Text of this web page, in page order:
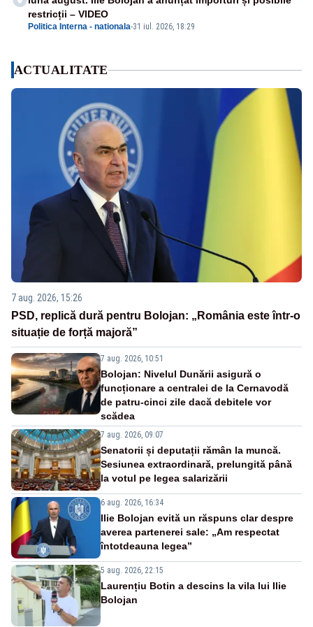
Politica Interna - nationala-31 iul. 2026, 18:29
restricții – VIDEO
ACTUALITATE
7 aug. 2026, 15:26
PSD, replică dură pentru Bolojan: „România este într-o
situație de forță majoră”
7 aug. 2026, 10:51
Bolojan: Nivelul Dunării asigură o
funcționare a centralei de la Cernavodă
de patru-cinci zile dacă debitele vor
scădea
7 aug. 2026, 09:07
Senatorii și deputații rămân la muncă.
Sesiunea extraordinară, prelungită până
la votul pe legea salarizării
6 aug. 2026, 16:34
Ilie Bolojan evită un răspuns clar despre
averea partenerei sale: „Am respectat
întotdeauna legea”
5 aug. 2026, 22:15
Laurențiu Botin a descins la vila lui Ilie
Bolojan